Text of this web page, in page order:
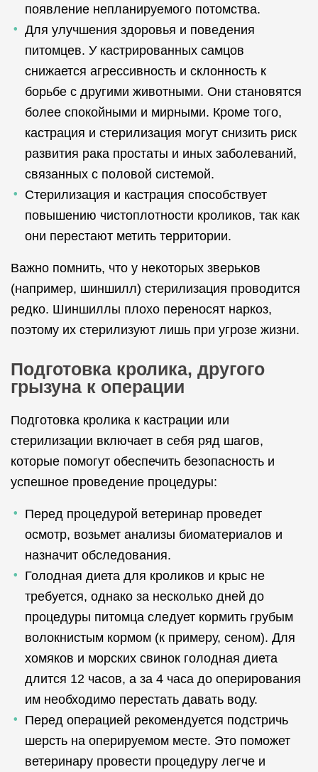
появление непланируемого потомства.
Для улучшения здоровья и поведения
питомцев. У кастрированных самцов
снижается агрессивность и склонность к
борьбе с другими животными. Они становятся
более спокойными и мирными. Кроме того,
кастрация и стерилизация могут снизить риск
развития рака простаты и иных заболеваний,
связанных с половой системой.
Стерилизация и кастрация способствует
повышению чистоплотности кроликов, так как
они перестают метить территории.
Важно помнить, что у некоторых зверьков
(например, шиншилл) стерилизация проводится
редко. Шиншиллы плохо переносят наркоз,
поэтому их стерилизуют лишь при угрозе жизни.
Подготовка кролика, другого
грызуна к операции
Подготовка кролика к кастрации или
стерилизации включает в себя ряд шагов,
которые помогут обеспечить безопасность и
успешное проведение процедуры:
Перед процедурой ветеринар проведет
осмотр, возьмет анализы биоматериалов и
назначит обследования.
Голодная диета для кроликов и крыс не
требуется, однако за несколько дней до
процедуры питомца следует кормить грубым
волокнистым кормом (к примеру, сеном). Для
хомяков и морских свинок голодная диета
длится 12 часов, а за 4 часа до оперирования
им необходимо перестать давать воду.
Перед операцией рекомендуется подстричь
шерсть на оперируемом месте. Это поможет
ветеринару провести процедуру легче и